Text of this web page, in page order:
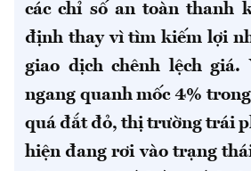
các chỉ số an toàn thanh
định thay vì tìm kiếm lợi
giao dịch chênh lệch
ngang quanh mốc 4%
quá đắt đỏ, thị trường trái
hiện đang rơi vào trạng